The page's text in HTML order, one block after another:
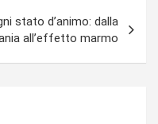
stato d’animo: dalla
all’effetto marmo